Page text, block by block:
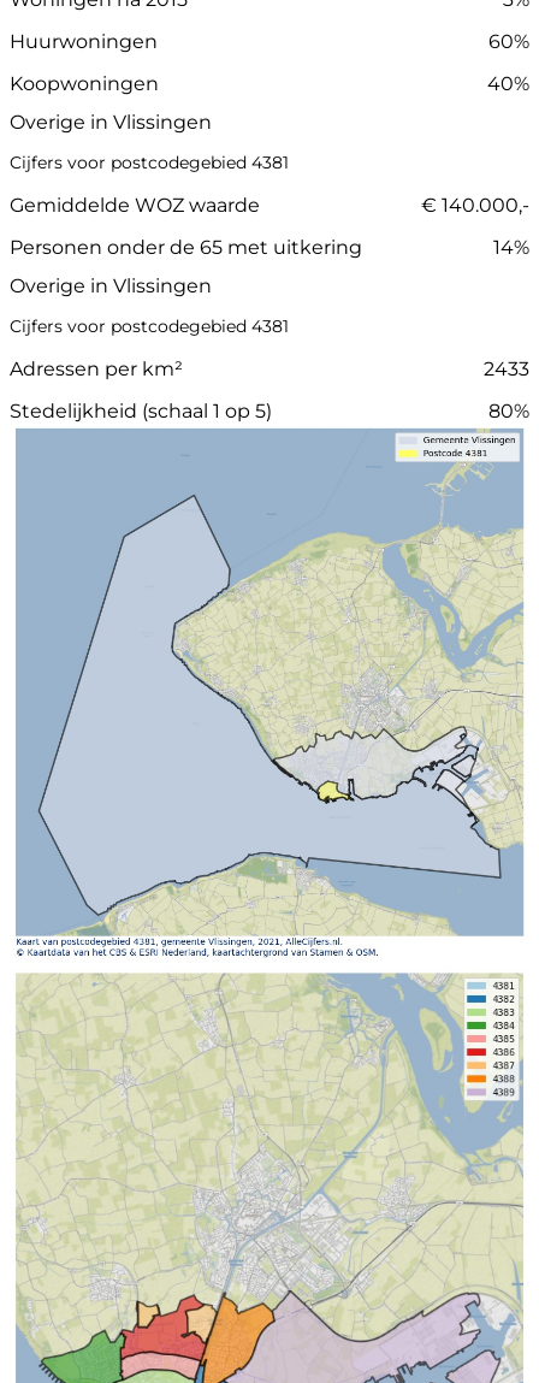
Huurwoningen
60%
Koopwoningen
40%
Overige in Vlissingen
Cijfers voor postcodegebied 4381
Gemiddelde WOZ waarde
€ 140.000,-
Personen onder de 65 met uitkering
14%
Overige in Vlissingen
Cijfers voor postcodegebied 4381
Adressen per km²
2433
Stedelijkheid (schaal 1 op 5)
80%